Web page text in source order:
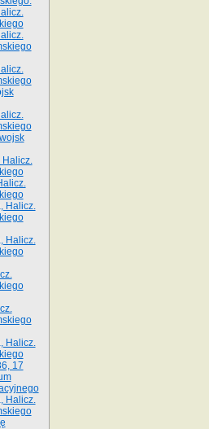
Halicz.
Halicz.
Halicz.
Halicz.
17
Halicz.